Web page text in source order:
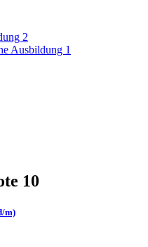
2
Ausbildung 1
10
m)